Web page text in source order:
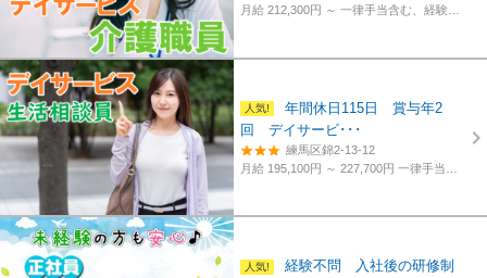
月給 212,300円 ～一律手当含む、経験・資格考慮
年間休日115日 賞与年2
回 デイサービ･･･
練馬区錦2-13-12
月給 195,100円 ～ 227,700円一律手当含む、経験・資格考慮
経験不問 入社後の研修制